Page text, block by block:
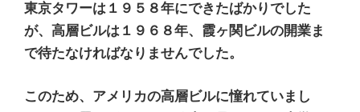
東京タワーは１９５８年にできたばかりでした
が、高層ビルは１９６８年、霞ヶ関ビルの開業ま
で待たなければなりませんでした。
このため、アメリカの高層ビルに憧れていまし